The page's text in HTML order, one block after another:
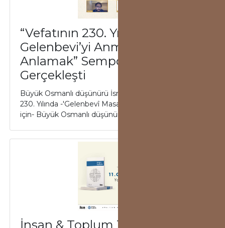
“Vefatının 230. Yılında İsmail
Gelenbevi’yi Anmak ve
Anlamak” Sempozyumu
Gerçekleşti
Büyük Osmanlı düşünürü İsmail Gelenbevî ''Vefatının
230. Yılında -'Gelenbevî Masası'nı yeniden kurmak
için- Büyük Osmanlı düşünürü "İsmail G...
İnsan & Toplum 11.4 Çıktı